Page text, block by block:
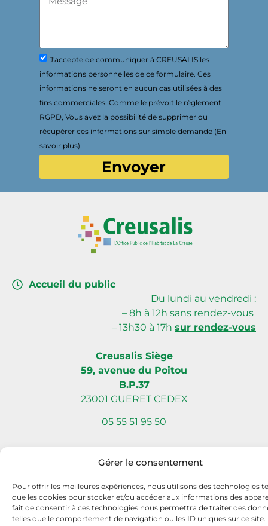
Gérer le consentement
Pour offrir les meilleures expériences, nous utilisons des technologies
que les cookies pour stocker et/ou accéder aux informations des
fait de consentir à ces technologies nous permettra de traiter des
telles que le comportement de navigation ou les ID uniques sur ce site.
J'accepte de communiquer à CREUSALIS les
informations personnelles de ce formulaire. Ces
informations ne seront en aucun cas utilisées à des
fins commerciales. Comme le prévoit le règlement
RGPD, Vous avez la possibilité de supprimer ou
récupérer ces informations sur simple demande (En
savoir plus)
Envoyer
Accueil du public
Du lundi au vendredi :
– 8h à 12h sans rendez-vous
– 13h30 à 17h sur rendez-vous
Creusalis Siège
59, avenue du Poitou
B.P.37
23001 GUERET CEDEX
05 55 51 95 50
à Nantes Sud (Vallet)